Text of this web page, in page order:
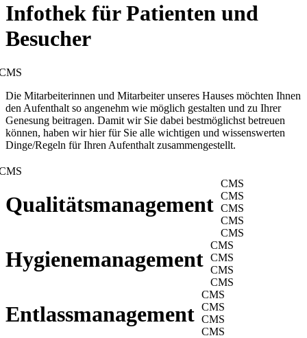
Infothek für Patienten und
Besucher
Die Mitarbeiterinnen und Mitarbeiter unseres Hauses möchten Ihnen
den Aufenthalt so angenehm wie möglich gestalten und zu Ihrer
Genesung beitragen. Damit wir Sie dabei bestmöglichst betreuen
können, haben wir hier für Sie alle wichtigen und wissenswerten
Dinge/Regeln für Ihren Aufenthalt zusammengestellt.
Qualitätsmanagement
CMS
Hygienemanagement
CMS
Entlassmanagement
CMS
CMS
CMS
CMS
CMS
CMS
CMS
CMS
CMS
CMS
CMS